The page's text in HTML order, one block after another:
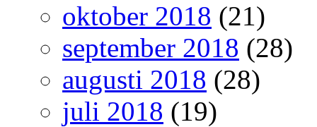
oktober 2018 (21)
september 2018 (28)
augusti 2018 (28)
juli 2018 (19)